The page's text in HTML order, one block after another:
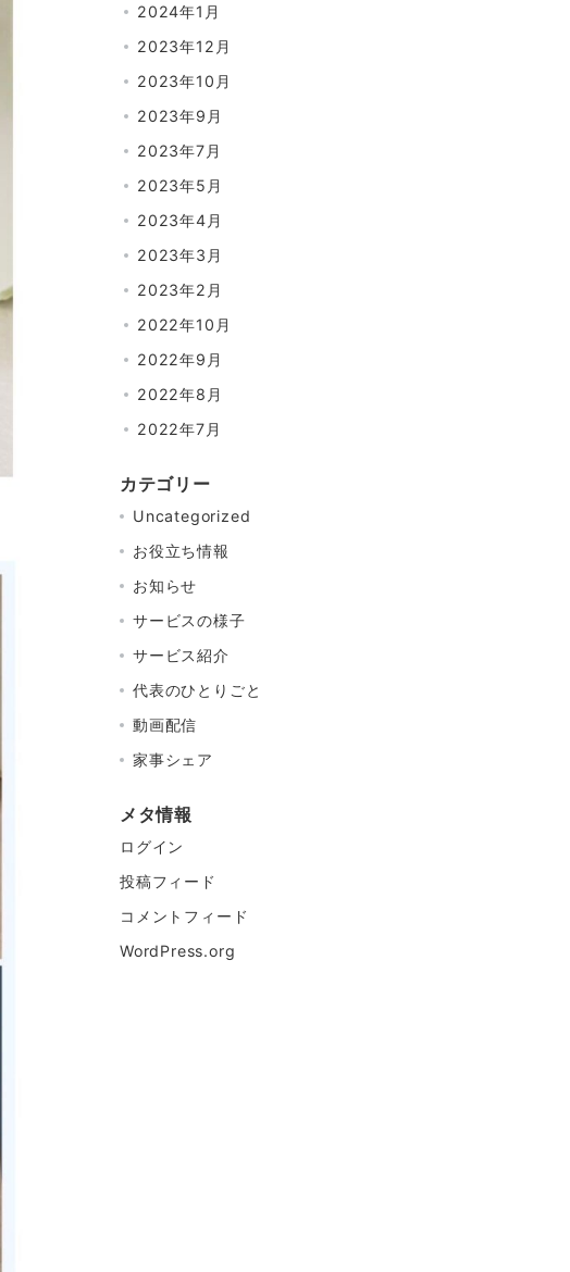
2024年1月
2023年12月
2023年10月
2023年9月
2023年7月
2023年5月
2023年4月
2023年3月
2023年2月
2022年10月
2022年9月
2022年8月
2022年7月
カテゴリー
Uncategorized
お役立ち情報
お知らせ
サービスの様子
サービス紹介
代表のひとりごと
動画配信
家事シェア
メタ情報
ログイン
投稿フィード
コメントフィード
WordPress.org